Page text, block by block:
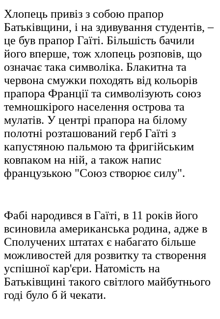
Хлопець привіз з собою прапор
Батьківщини, і на здивування студентів, –
це був прапор Гаїті. Більшість бачили
його вперше, тож хлопець розповів, що
означає така символіка. Блакитна та
червона смужки походять від кольорів
прапора Франції та символізують союз
темношкірого населення острова та
мулатів. У центрі прапора на білому
полотні розташований герб Гаїті з
капустяною пальмою та фригійським
ковпаком на ній, а також напис
французькою "Союз створює силу".
Фабі народився в Гаїті, в 11 років його
всиновила американська родина, адже в
Сполучених штатах є набагато більше
можливостей для розвитку та створення
успішної кар'єри. Натомість на
Батьківщині такого світлого майбутнього
годі було б й чекати.